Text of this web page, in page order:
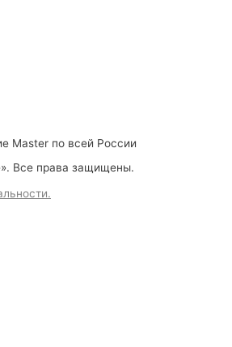
Master по всей России
Все права защищены.